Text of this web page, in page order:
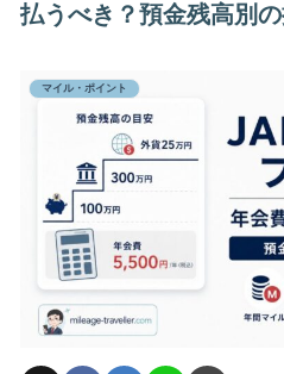
払うべき？預金残高別
マイル・ポイント